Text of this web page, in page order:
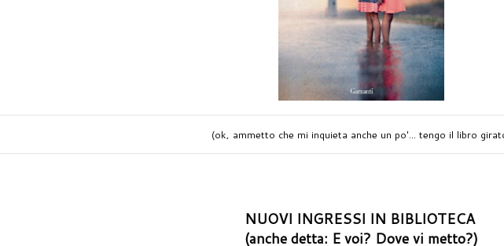
(ok, ammetto che mi inquieta anche un po'... tengo il libro
NUOVI INGRESSI IN BIBLIOTECA
(anche detta: E voi? Dove vi metto?)